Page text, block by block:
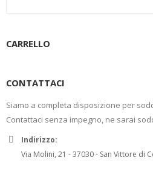
CARRELLO
CONTATTACI
Siamo a completa disposizione per
Contattaci senza impegno, ne sarai
Indirizzo:
Via Molini, 21 - 37030 - San Vittore di